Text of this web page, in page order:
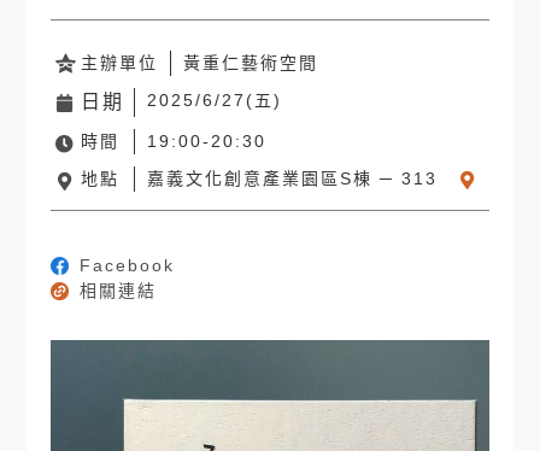
主辦單位 黃重仁藝術空間
日期 2025/6/27(五)
時間
19:00-20:30
地點
嘉義文化創意產業園區S棟 ─ 313
Facebook
相關連結